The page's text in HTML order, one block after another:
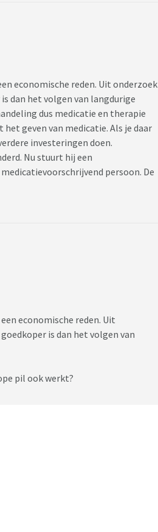
economische reden. Uit onderzoek
dan het volgen van langdurige
dus medicatie en therapie
geven van medicatie. Als je daar
investeringen doen.
Nu stuurt hij een
persoon. De
economische reden. Uit
is dan het volgen van
pil ook werkt?